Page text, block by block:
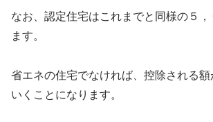
なお、認定住宅はこれまでと同様の５，
ます。
省エネの住宅でなければ、控除される
いくことになります。